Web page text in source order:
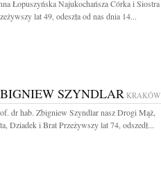
Łopuszyńska Najukochańsza Córka i Siostra
lat 49, odeszła od nas dnia 14...
SZYNDLAR KRAKÓW
dr hab. Zbigniew Szyndlar nasz Drogi Mąż,
Dziadek i Brat Przeżywszy lat 74, odszedł...